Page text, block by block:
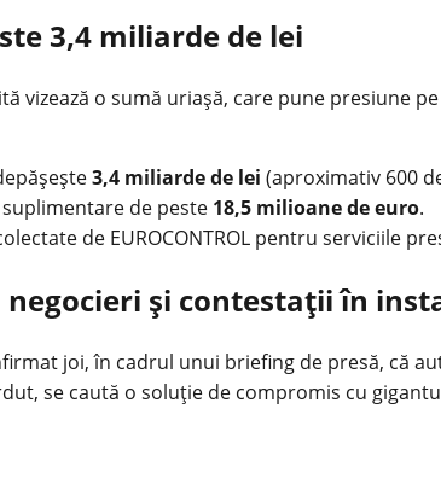
3,4 miliarde de lei
vizează o sumă uriașă, care pune presiune
3,4 miliarde de lei (aproximativ 600
de peste 18,5 milioane de euro.
de EUROCONTROL pentru serviciile
și contestații în
joi, în cadrul unui briefing de presă, că
se caută o soluție de compromis cu